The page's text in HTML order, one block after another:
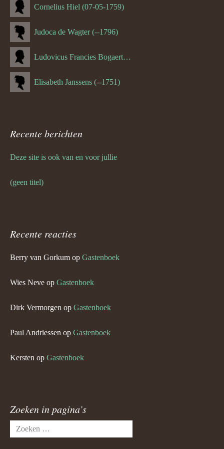
Cornelius Hiel (07-05-1759)
Judoca de Wagter (--1796)
Ludovicus Francies Bogaert (--1825)
Elisabeth Janssens (--1751)
Recente berichten
Deze site is ook van en voor jullie
(geen titel)
Recente reacties
Berry van Gorkum op Gastenboek
Wies Neve op Gastenboek
Dirk Vermorgen op Gastenboek
Paul Andriessen op Gastenboek
Kersten op Gastenboek
Zoeken in pagina’s
Zoeken
naar: